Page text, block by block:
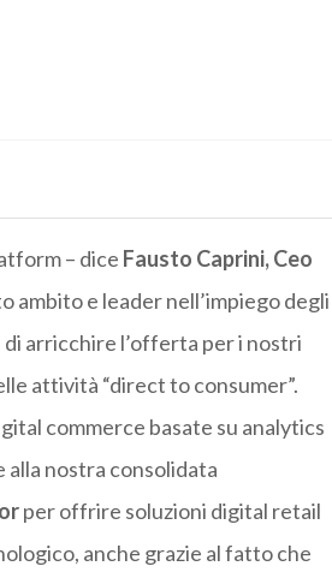
– dice Fausto Caprini, Ceo
ambito e leader nell’impiego degli
di arricchire l’offerta per i nostri
attività “direct to consumer”.
commerce basate su analytics
nostra consolidata
per offrire soluzioni digital retail
anche grazie al fatto che